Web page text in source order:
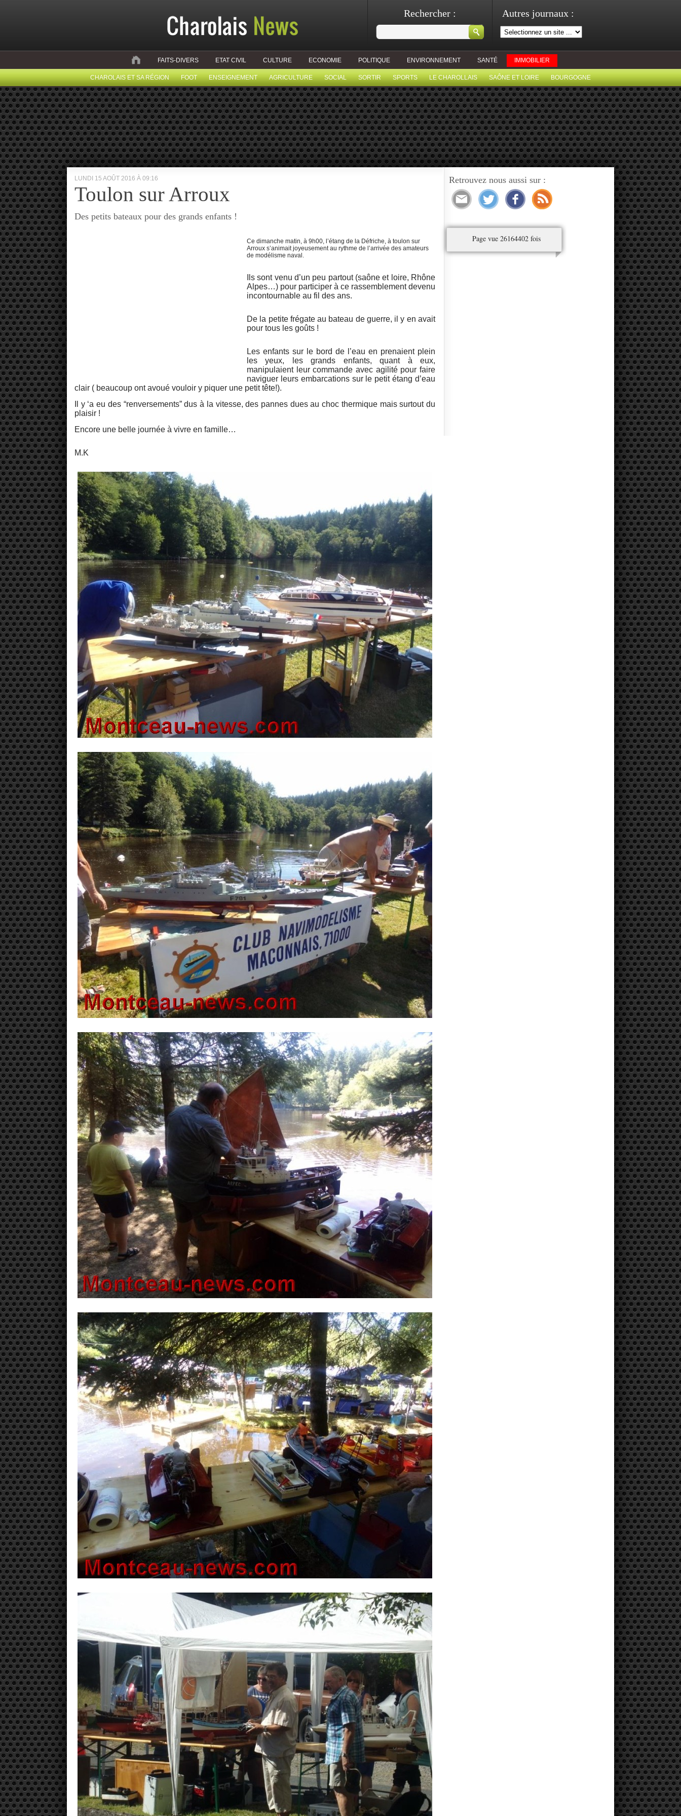
Autres journaux :
Rechercher :
FAITS-DIVERS ETAT CIVIL CULTURE ECONOMIE POLITIQUE ENVIRONNEMENT SANTÉ IMMOBILIER
CHAROLAIS ET SA RÉGION FOOT ENSEIGNEMENT AGRICULTURE SOCIAL SORTIR SPORTS LE CHAROLLAIS SAÔNE ET LOIRE BOURGOGNE
LUNDI 15 AOÛT 2016 À 09:16
Toulon sur Arroux
Des petits bateaux pour des grands enfants !
Ce dimanche matin, à 9h00, l’étang de la Défriche, à toulon sur
Arroux s’animait joyeusement au rythme de l’arrivée des amateurs
de modélisme naval.
Ils sont venu d’un peu partout (saône et loire, Rhône
Alpes…) pour participer à ce rassemblement devenu
incontournable au fil des ans.
De la petite frégate au bateau de guerre, il y en avait
pour tous les goûts !
Les enfants sur le bord de l’eau en prenaient plein
les yeux, les grands enfants, quant à eux,
manipulaient leur commande avec agilité pour faire
naviguer leurs embarcations sur le petit étang d’eau
clair ( beaucoup ont avoué vouloir y piquer une petit tête!).
Il y ‘a eu des “renversements” dus à la vitesse, des pannes dues au choc thermique mais surtout du
plaisir !
Encore une belle journée à vivre en famille…
M.K
Retrouvez nous aussi sur :
Page vue 26164402 fois